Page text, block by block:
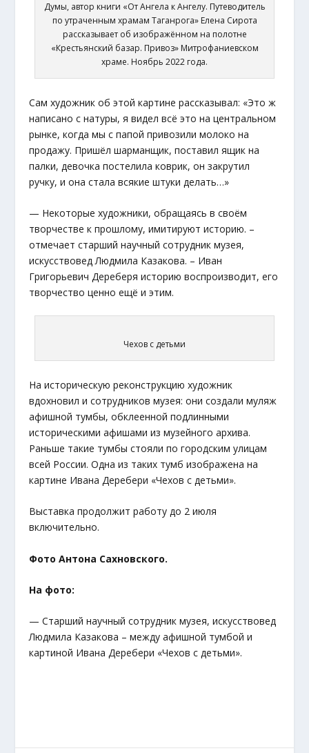
Думы, автор книги «От Ангела к Ангелу. Путеводитель
по утраченным храмам Таганрога» Елена Сирота
рассказывает об изображённом на полотне
«Крестьянский базар. Привоз» Митрофаниевском
храме. Ноябрь 2022 года.
Сам художник об этой картине рассказывал: «Это ж
написано с натуры, я видел всё это на центральном
рынке, когда мы с папой привозили молоко на
продажу. Пришёл шарманщик, поставил ящик на
палки, девочка постелила коврик, он закрутил
ручку, и она стала всякие штуки делать…»
— Некоторые художники, обращаясь в своём
творчестве к прошлому, имитируют историю. –
отмечает старший научный сотрудник музея,
искусствовед Людмила Казакова. – Иван
Григорьевич Дереберя историю воспроизводит, его
творчество ценно ещё и этим.
Чехов с детьми
На историческую реконструкцию художник
вдохновил и сотрудников музея: они создали муляж
афишной тумбы, обклеенной подлинными
историческими афишами из музейного архива.
Раньше такие тумбы стояли по городским улицам
всей России. Одна из таких тумб изображена на
картине Ивана Деребери «Чехов с детьми».
Выставка продолжит работу до 2 июля
включительно.
Фото Антона Сахновского.
На фото:
— Старший научный сотрудник музея, искусствовед
Людмила Казакова – между афишной тумбой и
картиной Ивана Деребери «Чехов с детьми».